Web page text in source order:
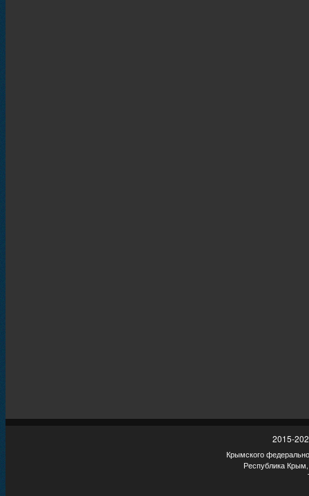
2015-
Крымского
Республика